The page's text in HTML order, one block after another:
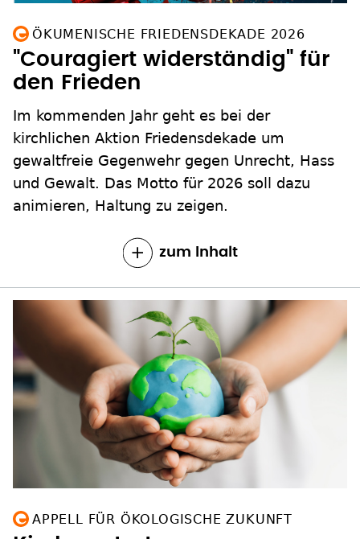
ÖKUMENISCHE FRIEDENSDEKADE 2026
"Couragiert widerständig" für
den Frieden
Im kommenden Jahr geht es bei der
kirchlichen Aktion Friedensdekade um
gewaltfreie Gegenwehr gegen Unrecht, Hass
und Gewalt. Das Motto für 2026 soll dazu
animieren, Haltung zu zeigen.
zum Inhalt
APPELL FÜR ÖKOLOGISCHE ZUKUNFT